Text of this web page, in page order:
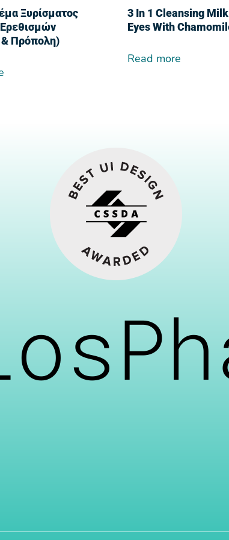
Ξυρίσματος
Πρόπολη)
3 In 1 Cleansing
Eyes With
Read more